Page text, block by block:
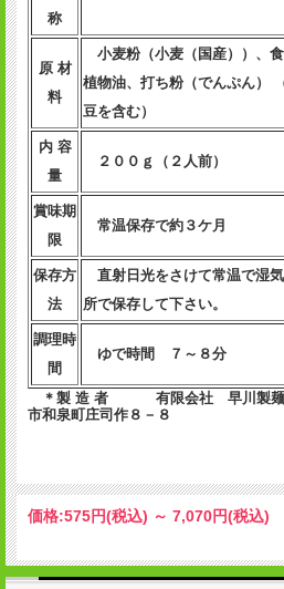
この半生長きしめんは、 生パスタのかわり
存分にお楽しみいただけます。
クリーム系のソースとからめれば相性ばっちり
もっちり感のある口当たりなので、
実はきしめんは、時間にシビアな愛知県民が
半生長うどんよりも手軽にお楽しみいただけま
称
原 材
料
小麦粉（小麦（国産））、
植物油、打ち粉（でんぷん）
豆を含む）
内 容
量
２００ｇ（２人前）
賞味期
限
常温保存で約３ケ月
保存方
法
直射日光をさけて常温で湿
所で保存して下さい。
調理時
間
ゆで時間 ７～８分
＊製 造 者 有限会社 早川製麺
市和泉町庄司作８－８
価格:575円(税込) ～ 7,070円(税込)